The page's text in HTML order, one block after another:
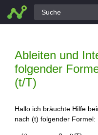
Alle Fragen
Ableiten und
folgender
(t/T)
Hallo ich bräuchte Hilfe
nach (t) folgender Formel: